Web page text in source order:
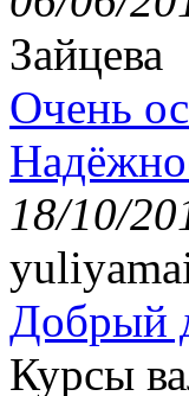
Зайцева
Очень
18/10/
Добрый
Курсы